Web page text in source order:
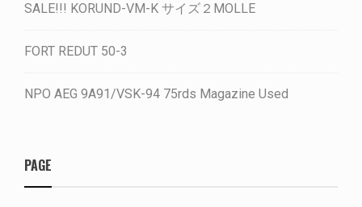
SALE!!! KORUND-VM-K サイズ２MOLLE
FORT REDUT 50-3
NPO AEG 9A91/VSK-94 75rds Magazine Used
PAGE